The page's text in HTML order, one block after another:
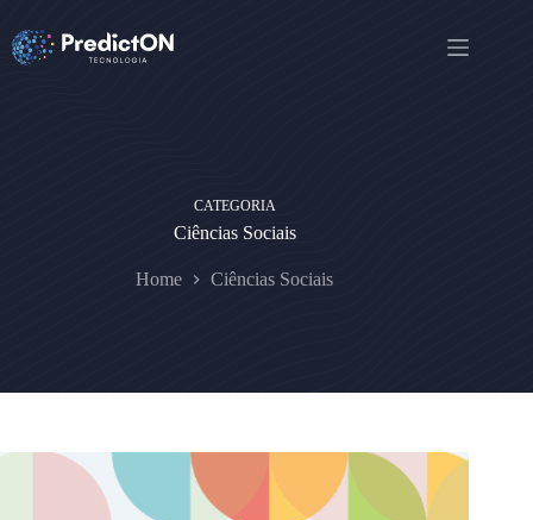
para
CATEGORIA
Ciências Sociais
Home Ciências Sociais